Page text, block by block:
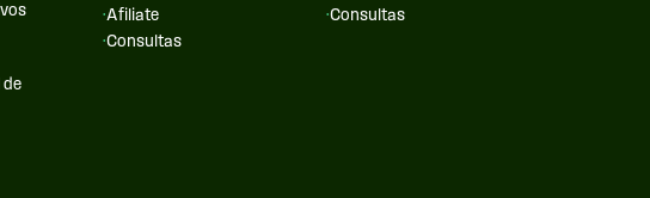
de
Afiliate
Consultas
Consultas